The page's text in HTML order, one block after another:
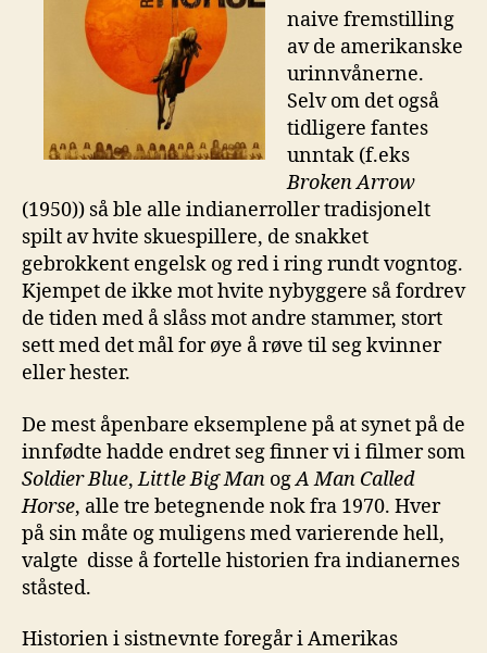
naive fremstilling
av de amerikanske
urinnvånerne.
Selv om det også
tidligere fantes
unntak (f.eks
Broken Arrow
(1950)) så ble alle indianerroller tradisjonelt
spilt av hvite skuespillere, de snakket
gebrokkent engelsk og red i ring rundt vogntog.
Kjempet de ikke mot hvite nybyggere så fordrev
de tiden med å slåss mot andre stammer, stort
sett med det mål for øye å røve til seg kvinner
eller hester.
De mest åpenbare eksemplene på at synet på de
innfødte hadde endret seg finner vi i filmer som
Soldier Blue,Little Big Man ogA Man Called
Horse, alle tre betegnende nok fra 1970. Hver
på sin måte og muligens med varierende hell,
valgte disse å fortelle historien fra indianernes
ståsted.
Historien i sistnevnte foregår i Amerikas